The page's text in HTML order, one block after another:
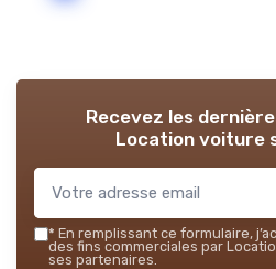
Recevez les
Location voiture
* En remplissant ce formulaire,
des fins commerciales par
ses partenaires.